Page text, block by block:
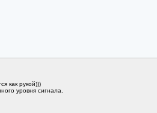
как рукой)))
уровня сигнала.